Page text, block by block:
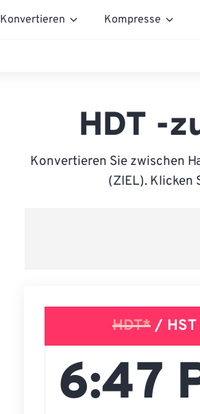
Konvertieren Kompresse
HDT -
Konvertieren Sie zwischen
(ZIEL). Klicken
HDT*/ HST